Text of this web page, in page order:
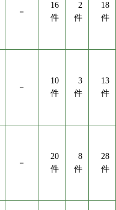
－
16
件
2
件
18
件
－
10
件
3
件
13
件
－
20
件
8
件
28
件